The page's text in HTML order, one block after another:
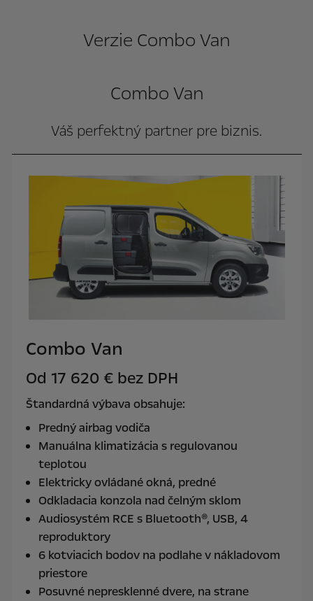
Verzie Combo Van
Combo Van
Váš perfektný partner pre biznis.
Combo Van
Od 17 620 € bez DPH
Štandardná výbava obsahuje:
Predný airbag vodiča
Manuálna klimatizácia s regulovanou
teplotou
Elektricky ovládané okná, predné
Odkladacia konzola nad čelným sklom
Audiosystém RCE s Bluetooth®, USB, 4
reproduktory
6 kotviacich bodov na podlahe v nákladovom
priestore
Posuvné nepresklenné dvere, na strane